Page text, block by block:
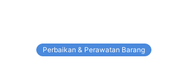
Perbaikan & Perawatan Barang